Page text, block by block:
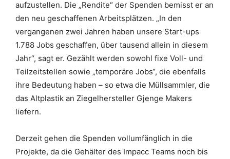
aufzustellen. Die „Rendite“ der Spenden bemisst er an
den neu geschaffenen Arbeitsplätzen. „In den
vergangenen zwei Jahren haben unsere Start-ups
1.788 Jobs geschaffen, über tausend allein in diesem
Jahr“, sagt er. Gezählt werden sowohl fixe Voll- und
Teilzeitstellen sowie „temporäre Jobs“, die ebenfalls
ihre Bedeutung haben – so etwa die Müllsammler, die
das Altplastik an Ziegelhersteller Gjenge Makers
liefern.
Derzeit gehen die Spenden vollumfänglich in die
Projekte, da die Gehälter des Impacc Teams noch bis